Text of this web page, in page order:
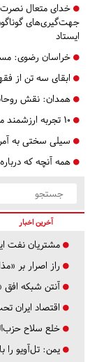
خدای متعال نصرت
جهت‌گیری‌های
ایستاد
خراسان رضوی:
ابقای سه تن از
همدان: نقش
۱۰ تجربه ارزشمند ملی در جنگ تحمیلی ۱۲ روزه
سیلی سختی به
همه آنچه که
آخرین اخبار
مشتریان نفت ایران در ۷ سال
راز اصرار بر
آنتن شبکه
اقتصاد ایران
خلع سلاح
یمن: تل‌آویو